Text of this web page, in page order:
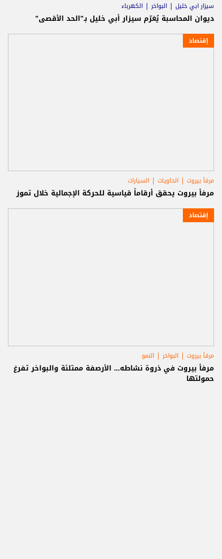
سيزار ابي خليل البواخر الكهرباء
ديوان المحاسبة يُغرّم سيزار أبي خليل بـ"الحد الأقصى"
إقتصاد
مرفأ بيروت الحاويات السيارات
مرفأ بيروت يحقق أرقاماً قياسية للحركة الإجمالية خلال تموز
إقتصاد
مرفأ بيروت البواخر النمو
مرفأ بيروت في ذروة نشاطه… الأرصفة ممتلئة والبواخر تفرغ
حمولتها